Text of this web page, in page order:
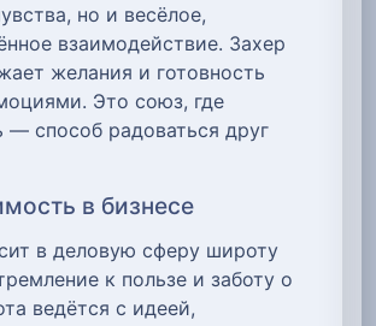
но и весёлое,
взаимодействие. Захер
желания и готовность
Это союз, где
— способ радоваться друг
в бизнесе
в деловую сферу широту
к пользе и заботу о
ведётся с идеей,